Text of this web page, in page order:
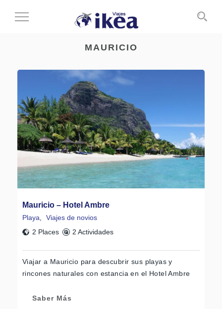
Cambiar
MAURICIO
Mauricio – Hotel Ambre
Playa
Viajes de novios
2 Places
2 Actividades
Viajar a Mauricio para descubrir sus playas y
rincones naturales con estancia en el Hotel Ambre
Saber Más